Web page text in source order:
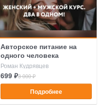
Авторское питание на
одного человека
Роман Кудрявцев
699 ₽3 000 ₽
Подробнее